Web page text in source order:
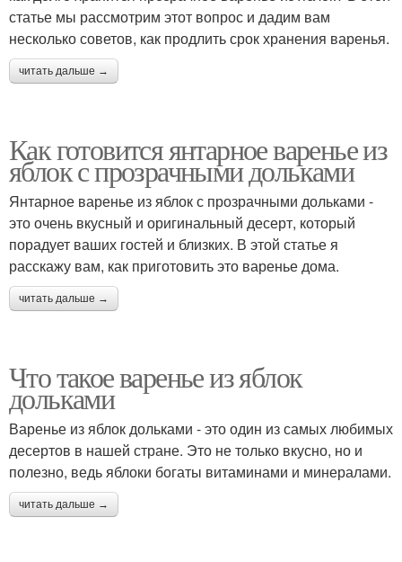
статье мы рассмотрим этот вопрос и дадим вам
несколько советов, как продлить срок хранения варенья.
читать дальше →
Как готовится янтарное варенье из
яблок с прозрачными дольками
Янтарное варенье из яблок с прозрачными дольками -
это очень вкусный и оригинальный десерт, который
порадует ваших гостей и близких. В этой статье я
расскажу вам, как приготовить это варенье дома.
читать дальше →
Что такое варенье из яблок
дольками
Варенье из яблок дольками - это один из самых любимых
десертов в нашей стране. Это не только вкусно, но и
полезно, ведь яблоки богаты витаминами и минералами.
читать дальше →